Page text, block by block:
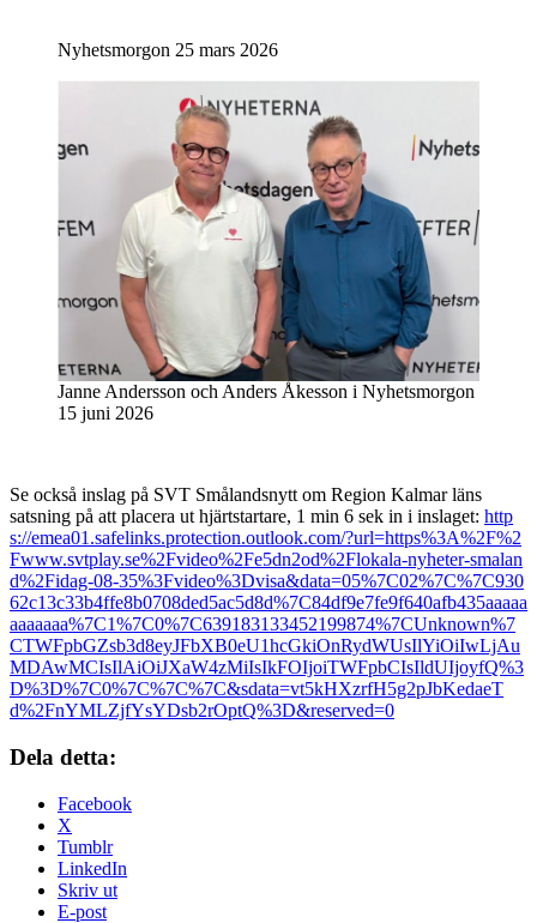
Nyhetsmorgon 25 mars 2026
Janne Andersson och Anders Åkesson i Nyhetsmorgon
15 juni 2026
Se också inslag på SVT Smålandsnytt om Region Kalmar läns
satsning på att placera ut hjärtstartare, 1 min 6 sek in i inslaget: http
s://emea01.safelinks.protection.outlook.com/?url=https%3A%2F%2
Fwww.svtplay.se%2Fvideo%2Fe5dn2od%2Flokala-nyheter-smalan
d%2Fidag-08-35%3Fvideo%3Dvisa&data=05%7C02%7C%7C930
62c13c33b4ffe8b0708ded5ac5d8d%7C84df9e7fe9f640afb435aaaaa
aaaaaaa%7C1%7C0%7C639183133452199874%7CUnknown%7
CTWFpbGZsb3d8eyJFbXB0eU1hcGkiOnRydWUsIlYiOiIwLjAu
MDAwMCIsIlAiOiJXaW4zMiIsIkFOIjoiTWFpbCIsIldUIjoyfQ%3
D%3D%7C0%7C%7C%7C&sdata=vt5kHXzrfH5g2pJbKedaeT
d%2FnYMLZjfYsYDsb2rOptQ%3D&reserved=0
Dela detta:
Facebook
X
Tumblr
LinkedIn
Skriv ut
E-post